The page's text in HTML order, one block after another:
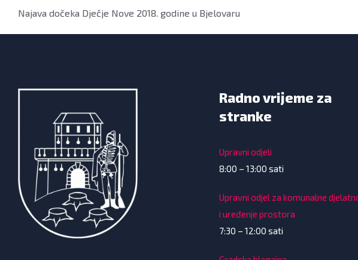
Najava dočeka Dječje Nove 2018. godine u Bjelovaru
Radno vrijeme za
stranke
Upravni odjeli
8:00 – 13:00 sati
Upravni odjel za komunalne
i uređenje prostora
7:30 – 12:00 sati